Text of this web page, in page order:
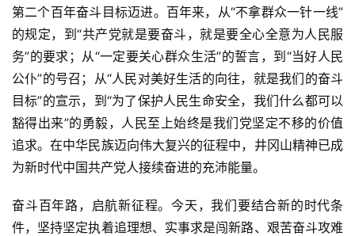
首
页
第二个百年奋斗目标迈进。百年来，从“不拿群众一针一线”
的规定，到“共产党就是要奋斗，就是要全心全意为人民服
务”的要求；从“一定要关心群众生活”的誓言，到“当好人民
公仆”的号召；从“人民对美好生活的向往，就是我们的奋斗
目标”的宣示，到“为了保护人民生命安全，我们什么都可以
豁得出来”的勇毅，人民至上始终是我们党坚定不移的价值
追求。在中华民族迈向伟大复兴的征程中，井冈山精神已成
为新时代中国共产党人接续奋进的充沛能量。
奋斗百年路，启航新征程。今天，我们要结合新的时代条
件，坚持坚定执着追理想、实事求是闯新路、艰苦奋斗攻难